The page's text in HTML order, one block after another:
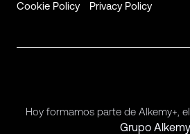
Cookie Policy Privacy Policy
Hoy formamos parte de Alkemy+,
Grupo Alkemy